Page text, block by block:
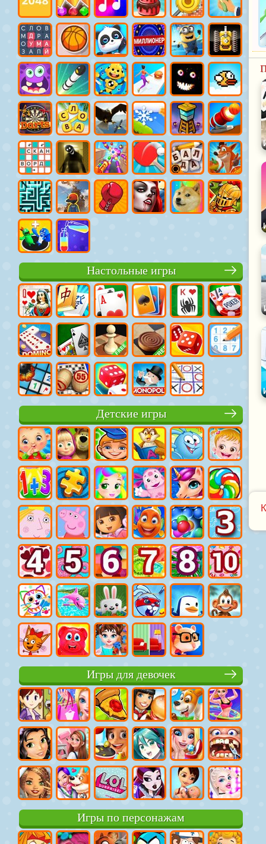
Настольные игры
Детские игры
Игры для девочек
Игры по персонажам